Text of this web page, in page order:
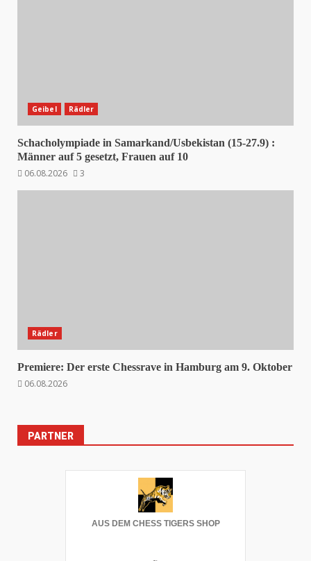
Geibel Rädler
Schacholympiade in Samarkand/Usbekistan (15-27.9) :
Männer auf 5 gesetzt, Frauen auf 10
06.08.2026
3
Rädler
Premiere: Der erste Chessrave in Hamburg am 9. Oktober
06.08.2026
PARTNER
AUS DEM CHESS TIGERS SHOP